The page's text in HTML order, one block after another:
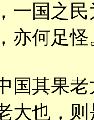
一国之
亦何足怪
国其果
大也，则